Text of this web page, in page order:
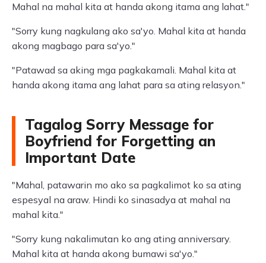
Mahal na mahal kita at handa akong itama ang lahat."
"Sorry kung nagkulang ako sa'yo. Mahal kita at handa
akong magbago para sa'yo."
"Patawad sa aking mga pagkakamali. Mahal kita at
handa akong itama ang lahat para sa ating relasyon."
Tagalog Sorry Message for
Boyfriend for Forgetting an
Important Date
"Mahal, patawarin mo ako sa pagkalimot ko sa ating
espesyal na araw. Hindi ko sinasadya at mahal na
mahal kita."
"Sorry kung nakalimutan ko ang ating anniversary.
Mahal kita at handa akong bumawi sa'yo."